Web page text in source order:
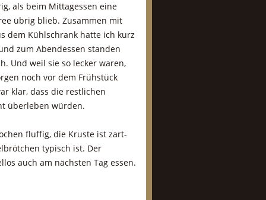
als beim Mittagessen eine
übrig blieb. Zusammen mit
dem Kühlschrank hatte ich kurz
zum Abendessen standen
Und weil sie so lecker waren,
noch vor dem Frühstück
klar, dass die restlichen
überleben würden.
fluffig, die Kruste ist zart-
typisch ist. Der
auch am nächsten Tag essen.